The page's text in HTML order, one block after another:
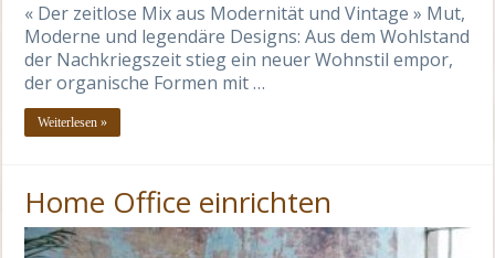
« Der zeitlose Mix aus Modernität und Vintage » Mut,
Moderne und legendäre Designs: Aus dem Wohlstand
der Nachkriegszeit stieg ein neuer Wohnstil empor,
der organische Formen mit …
Weiterlesen »
Home Office einrichten